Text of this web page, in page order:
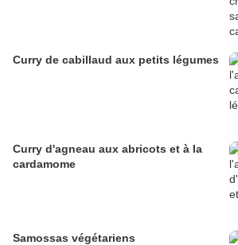
Curry de cabillaud aux petits légumes
Curry d'agneau aux abricots et à la
cardamome
Samossas végétariens